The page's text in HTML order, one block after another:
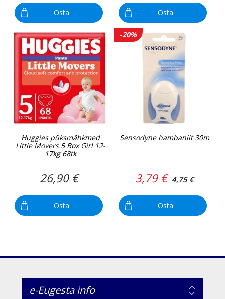
Osta Osta
Huggies püksmähkmed
Little Movers 5 Box Girl 12-
17kg 68tk
26,90 €
Osta
-20%
Sensodyne hambaniit 30m
3,79 € 4,75 €
Osta
e-Eugesta info